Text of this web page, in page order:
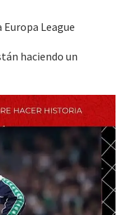
League
haciendo un